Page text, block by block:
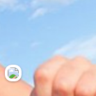
最新留言